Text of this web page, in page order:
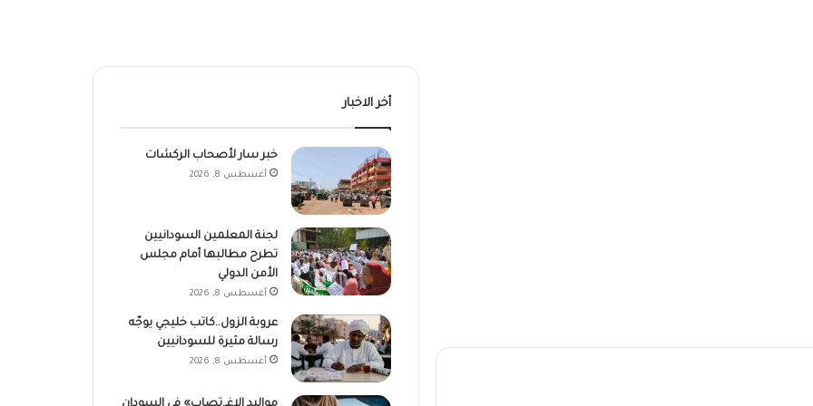
أخر الاخبار
خبر سار لأصحاب الركشات
أغسطس 8, 2026
لجنة المعلمين السودانيين
تطرح مطالبها أمام مجلس
الأمن الدولي
أغسطس 8, 2026
عروبة الزول..كاتب خليجي يوجّه
رسالة مثيرة للسودانيين
أغسطس 8, 2026